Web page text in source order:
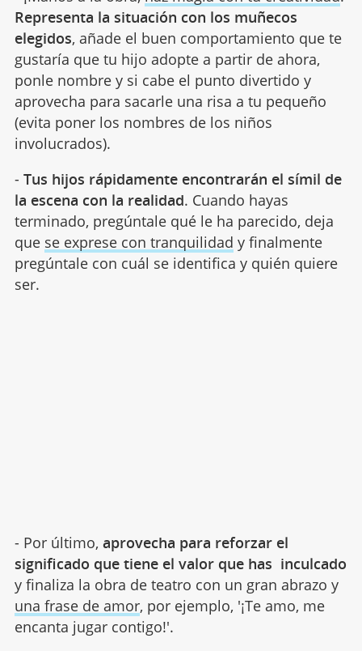
Representa la situación con los muñecos
elegidos, añade el buen comportamiento que te
gustaría que tu hijo adopte a partir de ahora,
ponle nombre y si cabe el punto divertido y
aprovecha para sacarle una risa a tu pequeño
(evita poner los nombres de los niños
involucrados).
- Tus hijos rápidamente encontrarán el símil de
la escena con la realidad. Cuando hayas
terminado, pregúntale qué le ha parecido, deja
que se exprese con tranquilidad y finalmente
pregúntale con cuál se identifica y quién quiere
ser.
- Por último, aprovecha para reforzar el
significado que tiene el valor que has inculcado
y finaliza la obra de teatro con un gran abrazo y
una frase de amor, por ejemplo, '¡Te amo, me
encanta jugar contigo!'.